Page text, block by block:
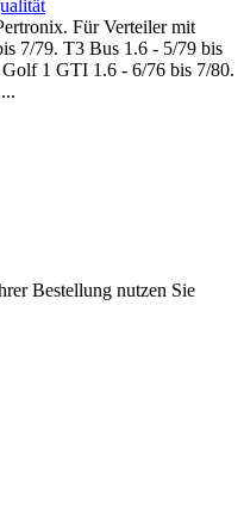
Für Verteiler mit
7/79. T3 Bus 1.6 - 5/79 bis
1 GTI 1.6 - 6/76 bis 7/80.
Bestellung nutzen Sie